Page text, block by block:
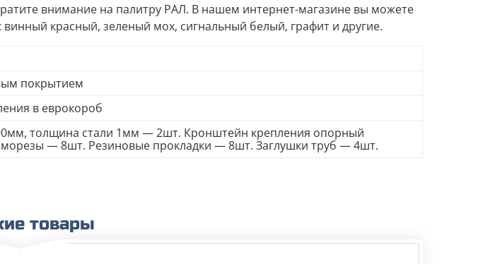
внимание на палитру РАЛ. В нашем интернет-магазине вы можете
красный, зеленый мох, сигнальный белый, графит и другие.
покрытием
в еврокороб
толщина стали 1мм — 2шт. Кронштейн крепления опорный
— 8шт. Резиновые прокладки — 8шт. Заглушки труб — 4шт.
товары